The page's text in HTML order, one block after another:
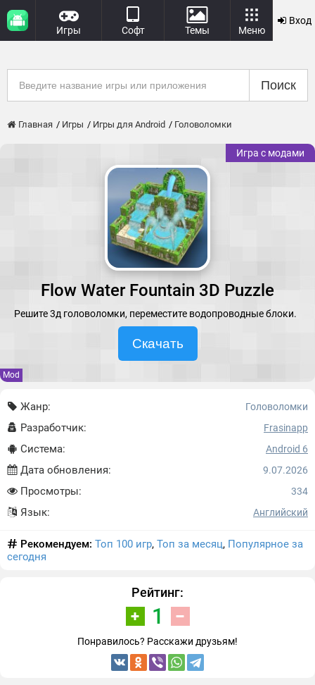
Игры Софт Темы Меню
Вход
Поиск
Главная Игры Игры для Android Головоломки
Игра с модами
Flow Water Fountain 3D Puzzle
Решите 3д головоломки, переместите водопроводные блоки.
Скачать
Mod
Жанр: Головоломки
Разработчик: Frasinapp
Система: Android 6
Дата обновления: 9.07.2026
Просмотры: 334
Язык: Английский
Рекомендуем: Топ 100 игр, Топ за месяц, Популярное за
сегодня
Рейтинг:
1
Понравилось? Расскажи друзьям!